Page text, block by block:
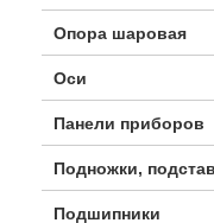
Опора шаровая
Оси
Панели приборов
Подножки,
Подшипники